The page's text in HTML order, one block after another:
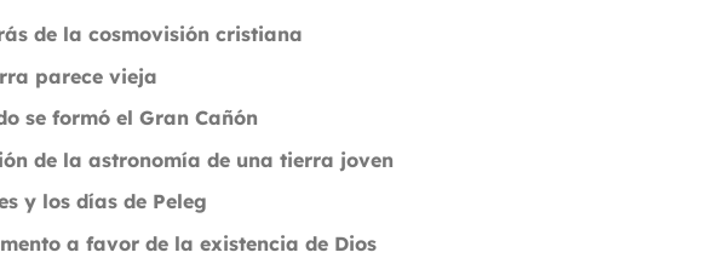
de la cosmovisión cristiana
parece vieja
se formó el Gran Cañón
de la astronomía de una tierra joven
y los días de Peleg
a favor de la existencia de Dios